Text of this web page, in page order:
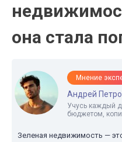
она стала
Мнение
Андрей
Учусь каждый
бюджетом,
Зеленая недвижимость —